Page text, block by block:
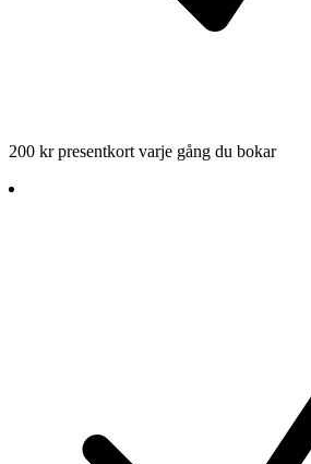
200 kr presentkort varje gång du bokar